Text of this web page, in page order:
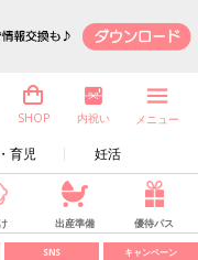
育児 妊活
SHOP 内祝い メニュー
出産準備 優待パス
SNS キャンペーン